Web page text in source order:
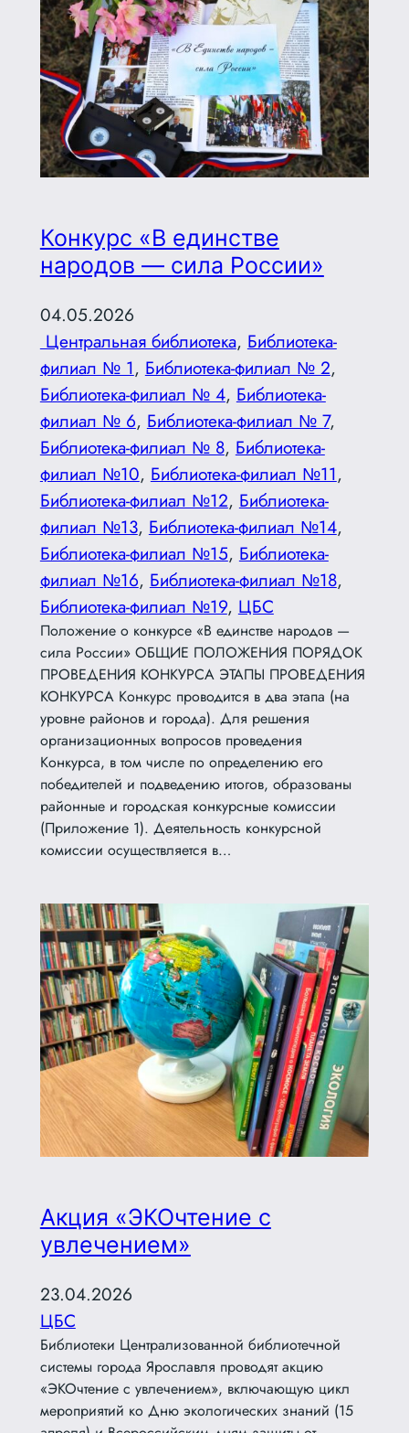
Конкурс «В единстве
народов — сила России»
04.05.2026
Центральная библиотека, Библиотека-
филиал № 1, Библиотека-филиал № 2
Библиотека-филиал № 4, Библиотека-
филиал № 6, Библиотека-филиал № 7
Библиотека-филиал № 8, Библиотека-
филиал №10, Библиотека-филиал №11
Библиотека-филиал №12, Библиотека-
филиал №13, Библиотека-филиал №14
Библиотека-филиал №15, Библиотека-
филиал №16, Библиотека-филиал №18
Библиотека-филиал №19, ЦБС
Положение о конкурсе «В единстве народов —
сила России» ОБЩИЕ ПОЛОЖЕНИЯ ПОРЯДОК
ПРОВЕДЕНИЯ КОНКУРСА ЭТАПЫ ПРОВЕДЕНИЯ
КОНКУРСА Конкурс проводится в два этапа (на
уровне районов и города). Для решения
организационных вопросов проведения
Конкурса, в том числе по определению его
победителей и подведению итогов, образованы
районные и городская конкурсные комиссии
(Приложение 1). Деятельность конкурсной
комиссии осуществляется в…
Акция «ЭКОчтение с
увлечением»
23.04.2026
ЦБС
Библиотеки Централизованной библиотечной
системы города Ярославля проводят акцию
«ЭКОчтение с увлечением», включающую цикл
мероприятий ко Дню экологических знаний (15